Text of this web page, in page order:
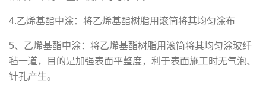
4.乙烯基酯中涂：将乙烯基酯树脂用滚筒将其均匀涂布
5、乙烯基酯中涂：将乙烯基酯树脂用滚筒将其均匀涂玻纤
毡一道，目的是加强表面平整度，利于表面施工时无气泡、
针孔产生。